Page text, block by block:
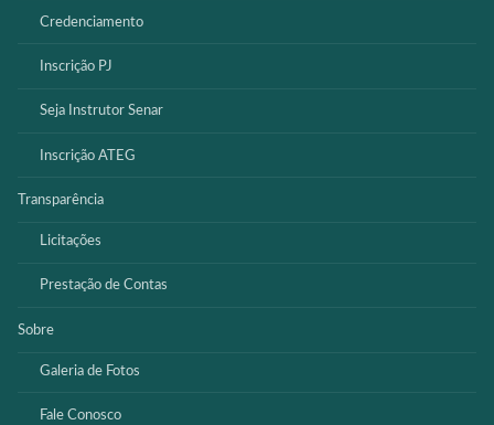
Credenciamento
Inscrição PJ
Seja Instrutor Senar
Inscrição ATEG
Transparência
Licitações
Prestação de Contas
Sobre
Galeria de Fotos
Fale Conosco